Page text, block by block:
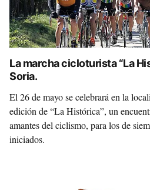
La marcha cicloturista “La
Soria.
El 26 de mayo se celebrará en la
edición de “La Histórica”, un
amantes del ciclismo, para los de
iniciados.